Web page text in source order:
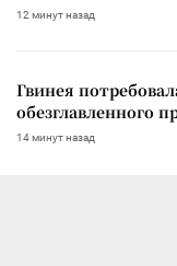
12 минут назад
Гвинея
обезглавленного
14 минут назад